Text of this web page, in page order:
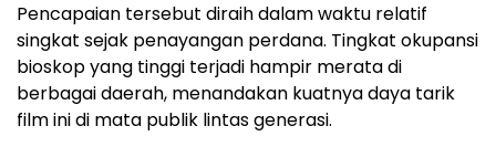
Pencapaian tersebut diraih dalam waktu relatif
singkat sejak penayangan perdana. Tingkat okupansi
bioskop yang tinggi terjadi hampir merata di
berbagai daerah, menandakan kuatnya daya tarik
film ini di mata publik lintas generasi.